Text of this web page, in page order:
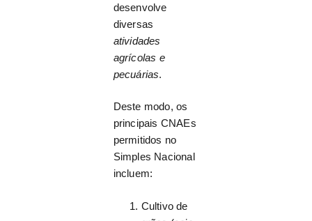
desenvolve
diversas
atividades
agrícolas e
pecuárias.
Deste modo, os
principais CNAEs
permitidos no
Simples Nacional
incluem:
Cultivo de